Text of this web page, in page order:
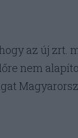
az új zrt.
nem